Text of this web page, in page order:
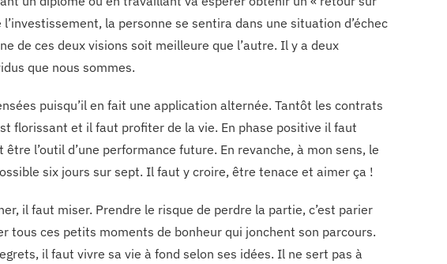
la personne se sentira dans une situation d’échec
de ces deux visions soit meilleure que l’autre. Il y a deux
que nous sommes.
puisqu’il en fait une application alternée. Tantôt les contrats
florissant et il faut profiter de la vie. En phase positive il faut
l’outil d’une performance future. En revanche, à mon sens, le
six jours sur sept. Il faut y croire, être tenace et aimer ça !
il faut miser. Prendre le risque de perdre la partie, c’est parier
tous ces petits moments de bonheur qui jonchent son parcours.
il faut vivre sa vie à fond selon ses idées. Il ne sert pas à